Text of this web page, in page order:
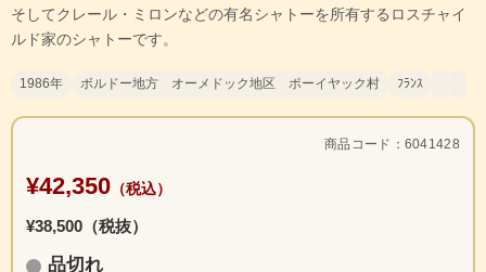
そしてクレール・ミロンなどの有名シャトーを所有するロスチャイ
ルド家のシャトーです。
1986年 ボルドー地方 オーメドック地区 ポーイヤック村 ﾌﾗﾝｽ
商品コード：6041428
¥42,350 （税込）
¥38,500（税抜）
品切れ